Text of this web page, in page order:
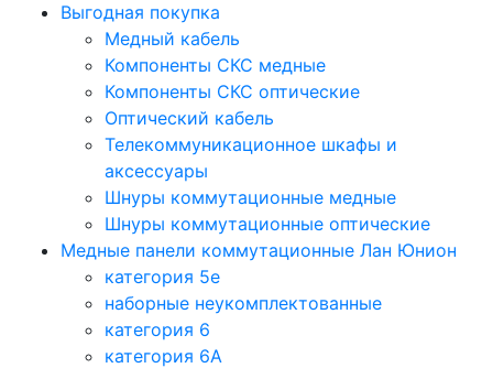
Выгодная покупка
Медный кабель
Компоненты СКС медные
Компоненты СКС оптические
Оптический кабель
Телекоммуникационное шкафы и
аксессуары
Шнуры коммутационные медные
Шнуры коммутационные оптические
Медные панели коммутационные Лан Юнион
категория 5e
наборные неукомплектованные
категория 6
категория 6A